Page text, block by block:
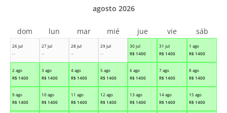
26 jul
--
27 jul
--
28 jul
--
29 jul
--
30 jul
R$ 1400
31 jul
R$ 1400
1 ago
R$ 1400
2 ago
R$ 1400
3 ago
R$ 1400
4 ago
R$ 1400
5 ago
R$ 1400
6 ago
R$ 1400
7 ago
R$ 1400
8 ago
R$ 1400
9 ago
R$ 1400
10 ago
R$ 1400
11 ago
R$ 1400
12 ago
R$ 1400
13 ago
R$ 1400
14 ago
R$ 1400
15 ago
R$ 1400
agosto 2026
dom lun mar mié jue vie sáb